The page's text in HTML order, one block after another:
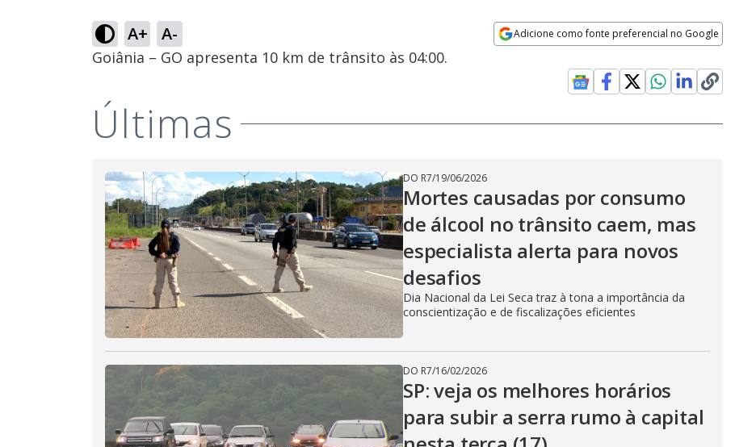
A+ A- Adicione como fonte preferencial no Google
Goiânia – GO apresenta 10 km de trânsito às 04:00.
Últimas
DO R7/19/06/2026
Mortes causadas por consumo
de álcool no trânsito caem, mas
especialista alerta para novos
desafios
Dia Nacional da Lei Seca traz à tona a importância da
conscientização e de fiscalizações eficientes
DO R7/16/02/2026
SP: veja os melhores horários
para subir a serra rumo à capital